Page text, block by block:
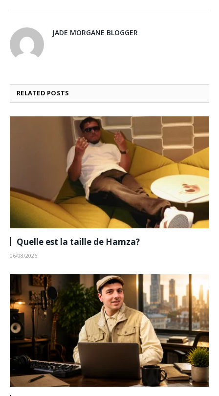
JADE MORGANE BLOGGER
RELATED POSTS
Quelle est la taille de Hamza?
06/08/2026